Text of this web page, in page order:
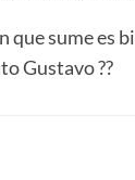
que sume es
Gustavo ??